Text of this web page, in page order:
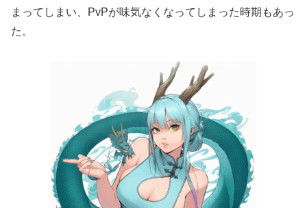
まってしまい、PvPが味気なくなってしまった時期もあっ
た。